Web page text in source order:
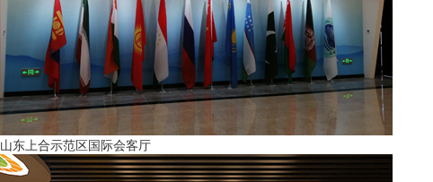
山东上合示范区国际会客厅